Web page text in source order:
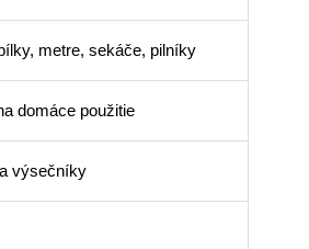
metre, sekáče, pilníky
domáce použitie
výsečníky